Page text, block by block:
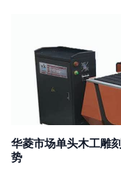
华菱市场单头木工雕
势